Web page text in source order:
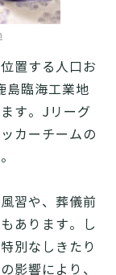
置する人口お
島臨海工業地
す。Jリーグ
カーチームの
習や、葬儀前
あります。し
別なしきたり
影響により、